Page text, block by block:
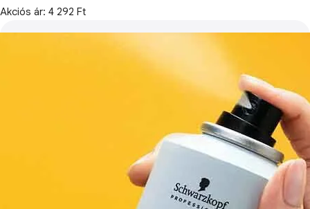
Akciós ár: 4 292 Ft